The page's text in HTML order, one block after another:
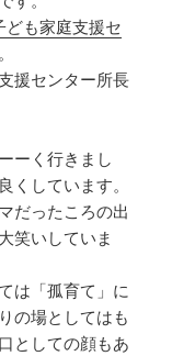
ども家庭支援セ
援センター所長
ーく行きまし
くしています。
だったころの出
笑いしていま
は「孤育て」に
の場としてはも
としての顔もあ